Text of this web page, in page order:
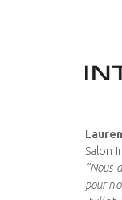
Salon
“Nous
pour